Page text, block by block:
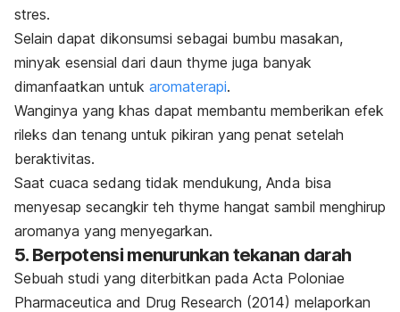
stres.
Selain dapat dikonsumsi sebagai bumbu masakan,
minyak esensial dari daun thyme juga banyak
dimanfaatkan untuk aromaterapi.
Wanginya yang khas dapat membantu memberikan efek
rileks dan tenang untuk pikiran yang penat setelah
beraktivitas.
Saat cuaca sedang tidak mendukung, Anda bisa
menyesap secangkir teh thyme hangat sambil menghirup
aromanya yang menyegarkan.
5. Berpotensi menurunkan tekanan darah
Sebuah studi yang diterbitkan pada Acta Poloniae
Pharmaceutica and Drug Research (2014) melaporkan